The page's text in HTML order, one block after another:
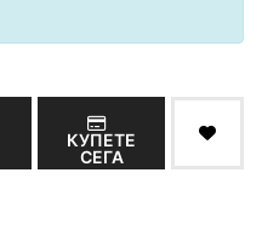
КУПЕТЕ
СЕГА